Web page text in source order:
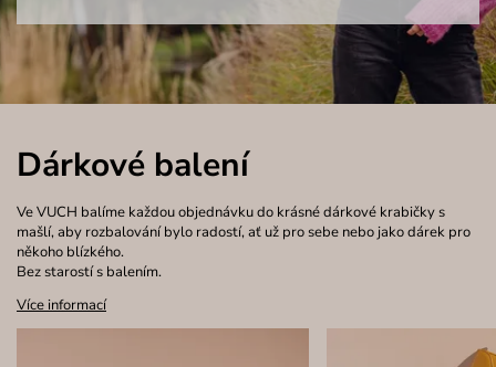
Dárkové balení
Ve VUCH balíme každou objednávku do krásné dárkové krabičky s
mašlí, aby rozbalování bylo radostí, ať už pro sebe nebo jako dárek pro
někoho blízkého.
Bez starostí s balením.
Více informací